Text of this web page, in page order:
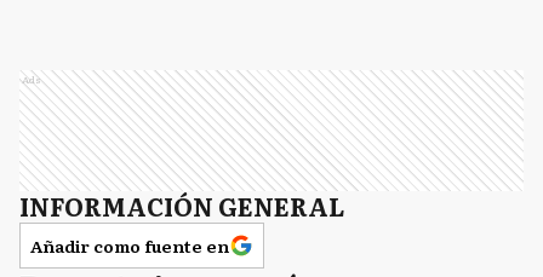
Ads
INFORMACIÓN GENERAL
Añadir como fuente en